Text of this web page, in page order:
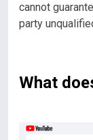
cannot
party
What